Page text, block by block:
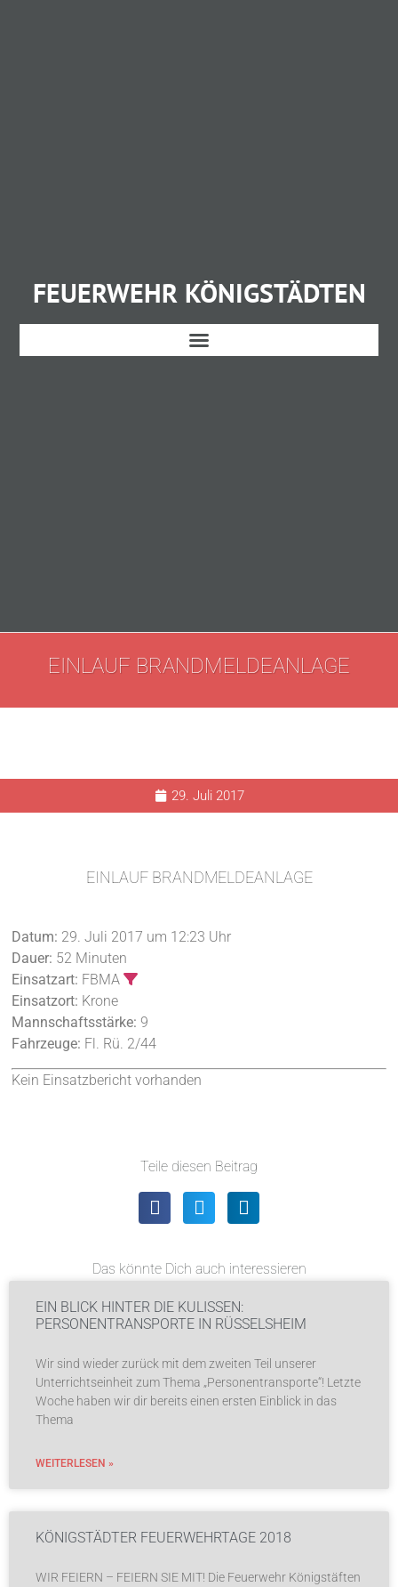
FEUERWEHR KÖNIGSTÄDTEN
EINLAUF BRANDMELDEANLAGE
29. Juli 2017
EINLAUF BRANDMELDEANLAGE
Datum: 29. Juli 2017 um 12:23 Uhr
Dauer: 52 Minuten
Einsatzart: FBMA
Einsatzort: Krone
Mannschaftsstärke: 9
Fahrzeuge: Fl. Rü. 2/44
Kein Einsatzbericht vorhanden
Teile diesen Beitrag
Das könnte Dich auch interessieren
EIN BLICK HINTER DIE KULISSEN:
PERSONENTRANSPORTE IN RÜSSELSHEIM
Wir sind wieder zurück mit dem zweiten Teil unserer
Unterrichtseinheit zum Thema „Personentransporte“! Letzte
Woche haben wir dir bereits einen ersten Einblick in das
Thema
WEITERLESEN »
KÖNIGSTÄDTER FEUERWEHRTAGE 2018
WIR FEIERN – FEIERN SIE MIT! Die Feuerwehr Königstäften